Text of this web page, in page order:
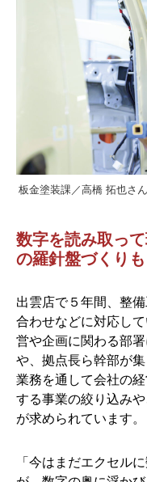
板金塗装課／高橋 拓也さ
数字を読み取っ
の羅針盤づくりも
出雲店で５年間、整
合わせなどに対応し
営や企画に関わる部
や、拠点長ら幹部が
業務を通して会社の
する事業の絞り込み
が求められています。
「今はまだエクセル